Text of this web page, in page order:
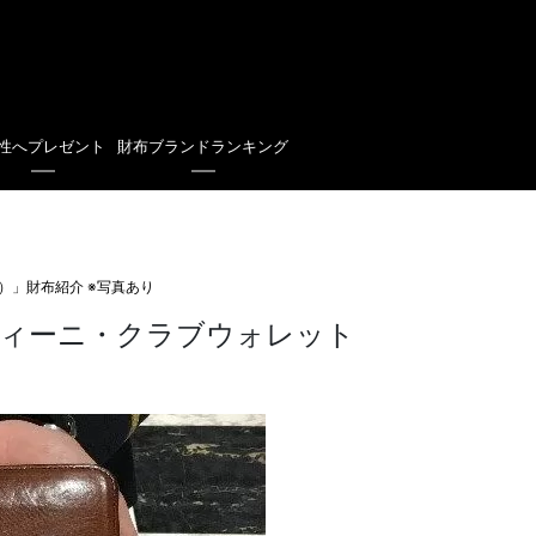
へプレゼント 財布ブランドランキング
」財布紹介 ※写真あり
ーニ・クラブウォレット